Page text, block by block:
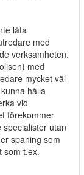
låta
med
verksamheten.
med
mycket väl
hålla
vid
förekommer
utan
spaning som
som t.ex.